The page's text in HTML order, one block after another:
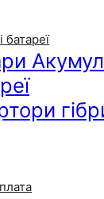
батареї